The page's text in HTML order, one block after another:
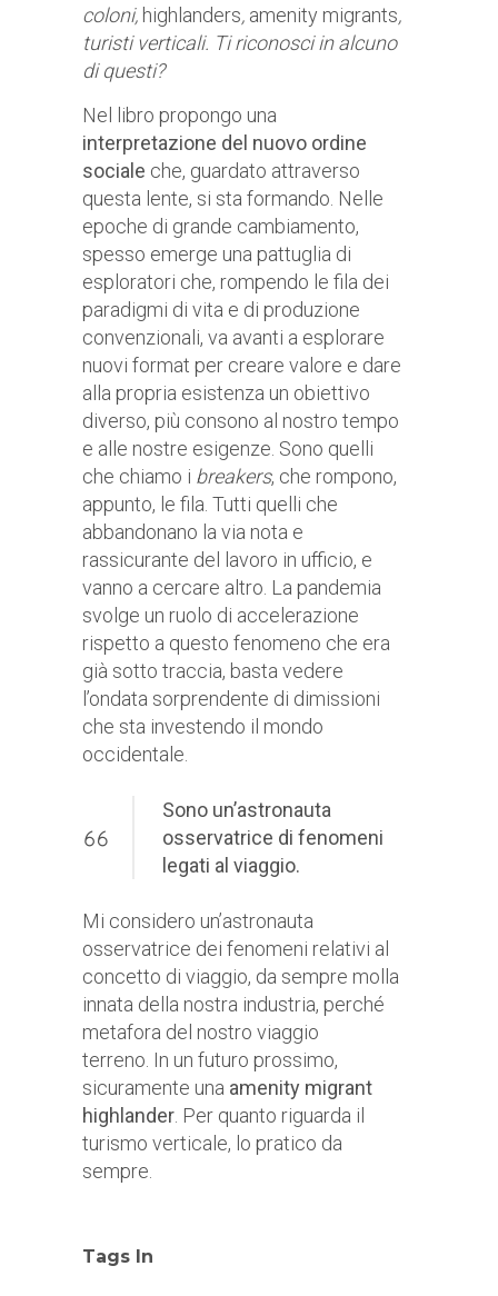
coloni, highlanders, amenity migrants,
turisti verticali. Ti riconosci in alcuno
di questi?
Nel libro propongo una
interpretazione del nuovo ordine
sociale che, guardato attraverso
questa lente, si sta formando. Nelle
epoche di grande cambiamento,
spesso emerge una pattuglia di
esploratori che, rompendo le fila dei
paradigmi di vita e di produzione
convenzionali, va avanti a esplorare
nuovi format per creare valore e dare
alla propria esistenza un obiettivo
diverso, più consono al nostro tempo
e alle nostre esigenze. Sono quelli
che chiamo i breakers, che rompono,
appunto, le fila. Tutti quelli che
abbandonano la via nota e
rassicurante del lavoro in ufficio, e
vanno a cercare altro. La pandemia
svolge un ruolo di accelerazione
rispetto a questo fenomeno che era
già sotto traccia, basta vedere
l’ondata sorprendente di dimissioni
che sta investendo il mondo
occidentale.
Sono un’astronauta
osservatrice di fenomeni
legati al viaggio.
Mi considero un’astronauta
osservatrice dei fenomeni relativi al
concetto di viaggio, da sempre molla
innata della nostra industria, perché
metafora del nostro viaggio
terreno. In un futuro prossimo,
sicuramente una amenity migrant
highlander . Per quanto riguarda il
turismo verticale, lo pratico da
sempre.
Tags In